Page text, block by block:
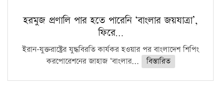
হরমুজ প্রণালি পার হতে পারেনি ‘বাংলার জয়যাত্রা’,
ফিরে…
ইরান-যুক্তরাষ্ট্রের যুদ্ধবিরতি কার্যকর হওয়ার পর বাংলাদেশ শিপিং
করপোরেশনের জাহাজ ‘বাংলার...
বিস্তারিত